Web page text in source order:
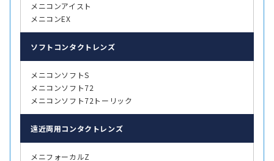
メニコンアイスト
メニコンEX
ソフト コンタクトレンズ
メニコンソフトS
メニコンソフト72
メニコンソフト72トーリック
遠近両用コンタクトレンズ
メニフォーカルZ